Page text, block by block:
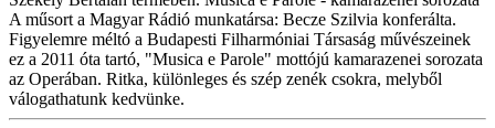
A műsort a Magyar Rádió munkatársa: Becze Szilvia konferálta.
Figyelemre méltó a Budapesti Filharmóniai Társaság művészeinek
ez a 2011 óta tartó, "Musica e Parole" mottójú kamarazenei sorozata
az Operában. Ritka, különleges és szép zenék csokra, melyből
válogathatunk kedvünke.